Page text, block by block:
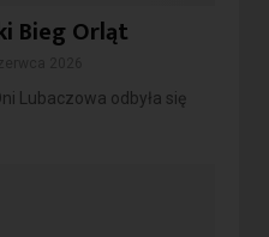
Bieg Orląt
Lubaczowa odbyła się